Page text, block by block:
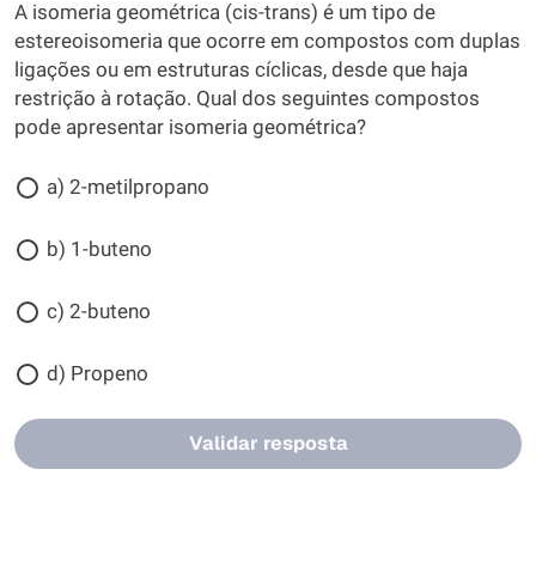
A isomeria geométrica (cis-trans) é um tipo de
estereoisomeria que ocorre em compostos com duplas
ligações ou em estruturas cíclicas, desde que haja
restrição à rotação. Qual dos seguintes compostos
pode apresentar isomeria geométrica?
a) 2-metilpropano
b) 1-buteno
c) 2-buteno
d) Propeno
Validar resposta